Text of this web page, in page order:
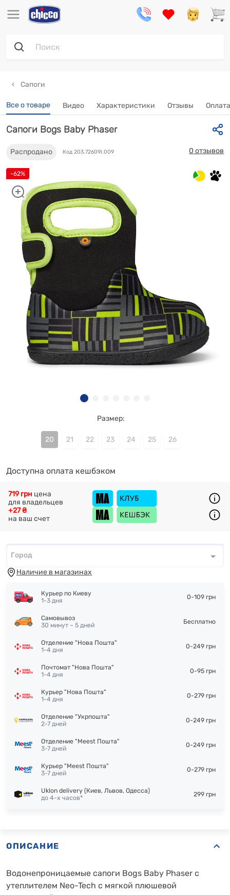
Сапоги
Все о товаре Видео Характеристики Отзывы
-62%
Сапоги Bogs Baby Phaser
Распродано Код 203.72609I.009 0 отзывов
Размер:
20 21 22 23 24 25 26
Доступна оплата кешбэком
+27 ₴
на ваш счет
719 грн цена
для владельцев
Город*
Город
Наличие в магазинах
Курьер по Киеву
1-3 дня
0-109 грн
Самовывоз
30 минут – 5 дней
Бесплатно
Отделение "Нова Пошта"
1-4 дня
0-249 грн
Почтомат "Нова Пошта"
1-4 дня
0-95 грн
Курьер "Нова Пошта"
1-4 дня
0-279 грн
Отделение "Укрпошта"
2-7 дней
0-249 грн
Отделение "Meest Пошта"
3-7 дней
0-249 грн
Курьер "Meest Пошта"
3-7 дней
0-279 грн
Uklon delivery (Киев, Львов, Одесса)
до 4-х часов*
299 грн
ОПИСАНИЕ
Водонепроницаемые сапоги Bogs Baby Phaser с
утеплителем Neo-Tech с мягкой плюшевой